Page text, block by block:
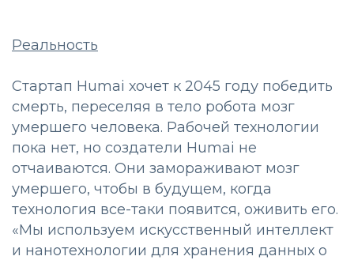
Реальность
Стартап Humai хочет к 2045 году победить
смерть, переселяя в тело робота мозг
умершего человека. Рабочей технологии
пока нет, но создатели Humai не
отчаиваются. Они замораживают мозг
умершего, чтобы в будущем, когда
технология все-таки появится, оживить его.
«Мы используем искусственный интеллект
и нанотехнологии для хранения данных о